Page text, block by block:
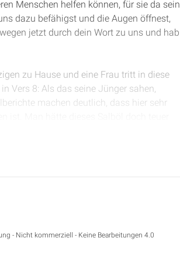
Menschen helfen können, für sie da sein
dazu befähigst und die Augen öffnest,
jetzt durch dein Wort zu uns und hab
zu Hause und eine Frau tritt in diese
Vers 8: Als das seine Jünger sahen,
machen deutlich, dass hier sehr
bei den Jüngern sich ausbreitet. Damit,
bereitet. Jesus versucht erneut seine
er bald sterben wird und dass eine große
- Nicht kommerziell - Keine Bearbeitungen 4.0